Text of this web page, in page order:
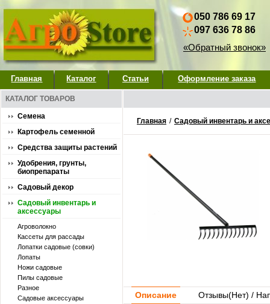
050 786 69 17
097 636 78 86
«Обратный звонок»
Главная Каталог Статьи Оформление заказа
КАТАЛОГ ТОВАРОВ
Семена
Картофель семенной
Средства защиты растений
Удобрения, грунты,
биопрепараты
Садовый декор
Садовый инвентарь и
аксессуары
Агроволокно
Кассеты для рассады
Лопатки садовые (совки)
Лопаты
Ножи садовые
Пилы садовые
Разное
Садовые аксессуары
Главная / Садовый инвентарь и
Описание Отзывы(Нет) /